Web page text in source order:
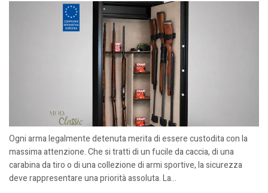
Ogni arma legalmente detenuta merita di essere custodita con la
massima attenzione. Che si tratti di un fucile da caccia, di una
carabina da tiro o di una collezione di armi sportive, la sicurezza
deve rappresentare una priorità assoluta. La...